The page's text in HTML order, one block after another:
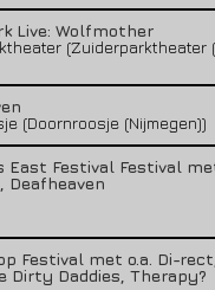
Live: Wolfmother
(Zuiderparktheater
(Doornroosje (Nijmegen))
East Festival Festival
Deafheaven
Festival met o.a. Di-
Dirty Daddies, Therapy?